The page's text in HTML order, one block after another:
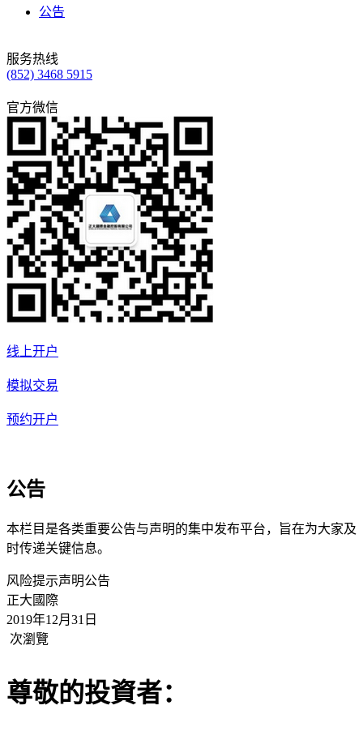
公告
服务热线
(852) 3468 5915
官方微信
线上开户
模拟交易
预约开户
公告
本栏目是各类重要公告与声明的集中发布平台，旨在为大家及
时传递关键信息。
风险提示声明公告
正大國際
2019年12月31日
次瀏覽
尊敬的投資者：